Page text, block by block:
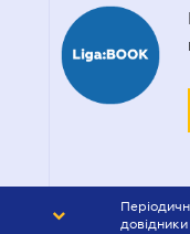
довідники